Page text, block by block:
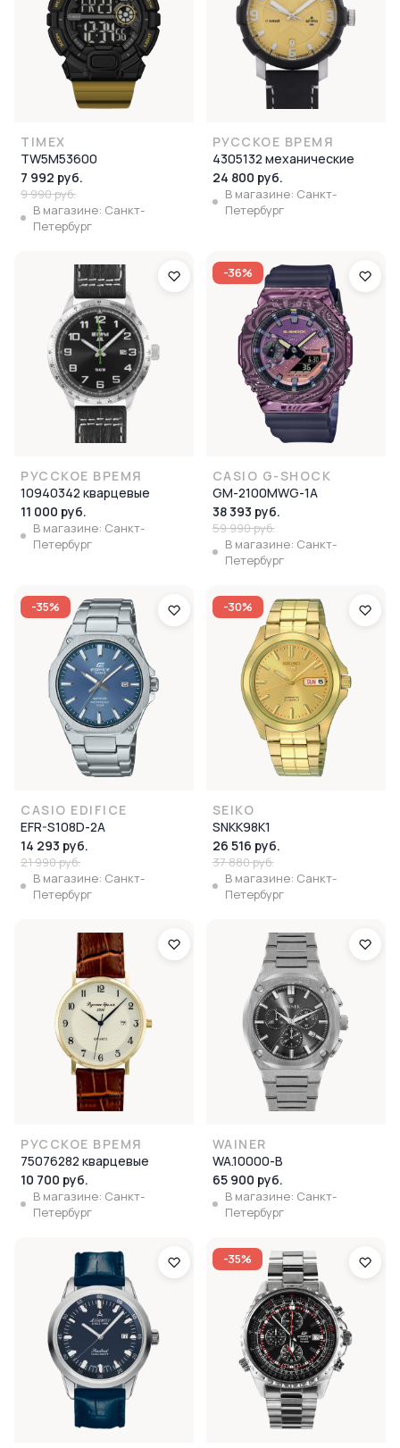
TIMEX
TW5M53600
7 992 руб.
9 990 руб.
В магазине: Санкт-
Петербург
РУССКОЕ ВРЕМЯ
4305132 механические
24 800 руб.
В магазине: Санкт-
Петербург
РУССКОЕ ВРЕМЯ
10940342 кварцевые
11 000 руб.
В магазине: Санкт-
Петербург
-36%
CASIO G-SHOCK
GM-2100MWG-1A
38 393 руб.
59 990 руб.
В магазине: Санкт-
Петербург
-35%
CASIO EDIFICE
EFR-S108D-2A
14 293 руб.
21 990 руб.
В магазине: Санкт-
Петербург
-30%
SEIKO
SNKK98K1
26 516 руб.
37 880 руб.
В магазине: Санкт-
Петербург
РУССКОЕ ВРЕМЯ
75076282 кварцевые
10 700 руб.
В магазине: Санкт-
Петербург
WAINER
WA.10000-B
65 900 руб.
В магазине: Санкт-
Петербург
-35%